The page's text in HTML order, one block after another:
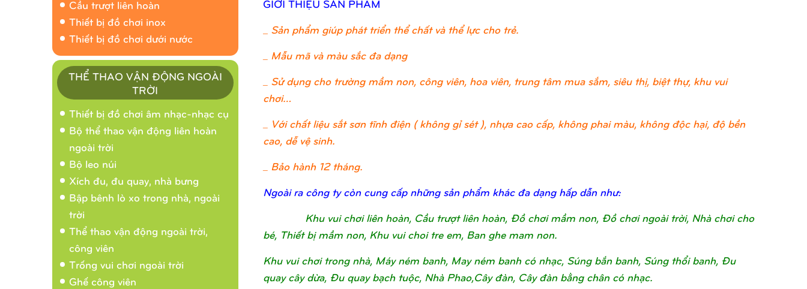
Cầu trượt liên hoàn
Thiết bị đồ chơi inox
Thiết bị đồ chơi dưới nước
THỂ THAO VẬN ĐỘNG NGOÀI
TRỜI
Thiết bị đồ chơi âm nhạc-nhạc cụ
Bộ thể thao vận động liên hoàn
ngoài trời
Bộ leo núi
Xích đu, đu quay, nhà bưng
Bập bênh lò xo trong nhà, ngoài
trời
Thể thao vận động ngoài trời,
công viên
Trống vui chơi ngoài trời
Ghế công viên
GIỚI THIỆU SẢN PHẨM
Sản phẩm giúp phát triển thể chất và thể lực cho trẻ.
_ Mẫu mã và màu sắc đa dạng
_ Sử dụng cho trường mầm non, công viên, hoa viên, trung tâm mua sắm, siêu thị, biệt thự, khu vui
chơi…
_ Với chất liệu sắt sơn tĩnh điện ( không gỉ sét ), nhựa cao cấp, không phai màu, không độc hại, độ bền
cao, dễ vệ sinh.
_ Bảo hành 12 tháng.
Ngoài ra công ty còn cung cấp những sản phẩm khác đa dạng hấp dẫn như:
Khu vui chơi liên hoàn, Cầu trượt liên hoàn, Đồ chơi mầm non, Đồ chơi ngoài trời, Nhà chơi cho
bé, Thiết bị mầm non, Khu vui choi tre em, Ban ghe mam non.
Khu vui chơi trong nhà, Máy ném banh, May ném banh có nhạc, Súng bắn banh, Súng thổi banh, Đu
quay cây dừa, Đu quay bạch tuộc, Nhà Phao,Cây đàn, Cây đàn bằng chân có nhạc.